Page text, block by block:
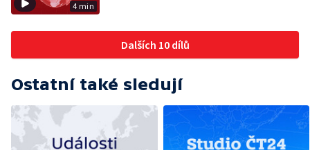
4 min
Dalších 10 dílů
Ostatní také sledují